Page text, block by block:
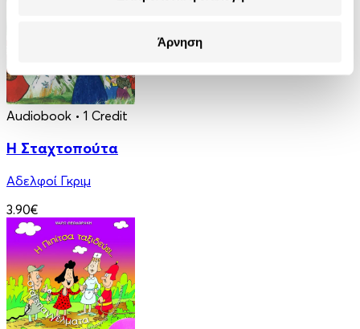
Άρνηση
Audiobook • 1 Credit
Η Σταχτοπούτα
Αδελφοί Γκριμ
3.90€